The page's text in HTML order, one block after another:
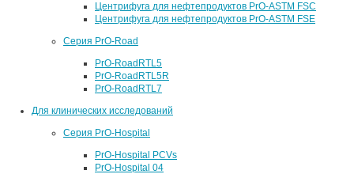
Центрифуга для нефтепродуктов PrO-ASTM FSC
Центрифуга для нефтепродуктов PrO-ASTM FSE
Серия PrO-Road
PrO-RoadRTL5
PrO-RoadRTL5R
PrO-RoadRTL7
Для клинических исследований
Серия PrO-Hospital
PrO-Hospital PCVs
PrO-Hospital 04